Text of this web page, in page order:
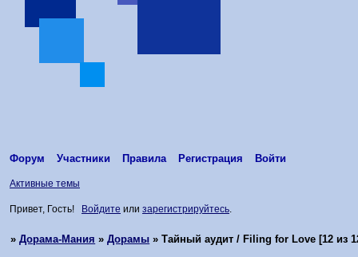
Форум Участники Правила Регистрация Войти
Активные темы
Привет, Гость! Войдите или зарегистрируйтесь.
»Дорама-Мания »Дорамы »Тайный аудит / Filing for Love [12 из